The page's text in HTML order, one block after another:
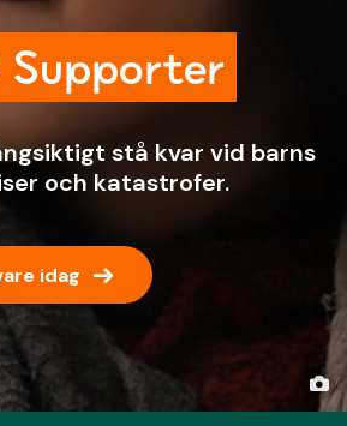
Supporter
stå kvar vid barns
och katastrofer.
idag →